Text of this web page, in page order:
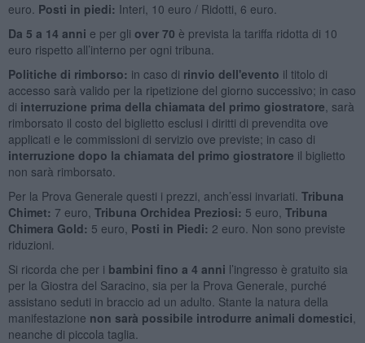
euro. Posti in piedi: Interi, 10 euro / Ridotti, 6 euro.
Da 5 a 14 anni e per gli over 70 è prevista la tariffa ridotta di 10
euro rispetto all’interno per ogni tribuna.
Politiche di rimborso: in caso di rinvio dell'evento il titolo di
accesso sarà valido per la ripetizione del giorno successivo; in caso
di interruzione prima della chiamata del primo giostratore , sarà
rimborsato il costo del biglietto esclusi i diritti di prevendita ove
applicati e le commissioni di servizio ove previste; in caso di
interruzione dopo la chiamata del primo giostratore il biglietto
non sarà rimborsato.
Per la Prova Generale questi i prezzi, anch’essi invariati. Tribuna
Chimet: 7 euro, Tribuna Orchidea Preziosi: 5 euro, Tribuna
Chimera Gold: 5 euro, Posti in Piedi: 2 euro. Non sono previste
riduzioni.
Si ricorda che per i bambini fino a 4 anni l’ingresso è gratuito sia
per la Giostra del Saracino, sia per la Prova Generale, purché
assistano seduti in braccio ad un adulto. Stante la natura della
manifestazione non sarà possibile introdurre animali domestici
neanche di piccola taglia.